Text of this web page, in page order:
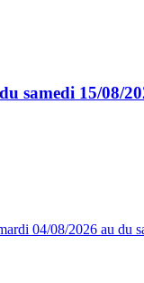
samedi 15/08/
04/08/2026 au